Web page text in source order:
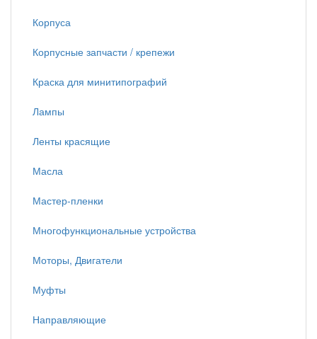
Корпуса
Корпусные запчасти / крепежи
Краска для минитипографий
Лампы
Ленты красящие
Масла
Мастер-пленки
Многофункциональные устройства
Моторы, Двигатели
Муфты
Направляющие